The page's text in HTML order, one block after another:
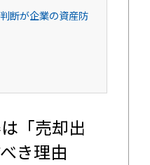
断が企業の資産防
「売却出
き理由